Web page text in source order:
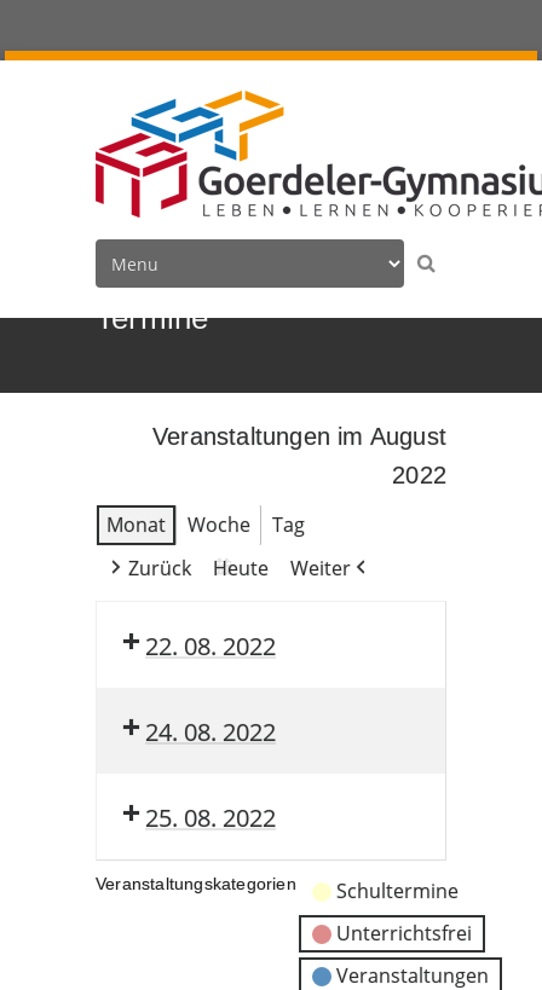
Termine
Veranstaltungen im August
2022
Monat
Woche
Tag
Zurück
Heute Weiter
22. 08. 2022
24. 08. 2022
25. 08. 2022
Veranstaltungskategorien
Schultermine
Unterrichtsfrei
Veranstaltungen